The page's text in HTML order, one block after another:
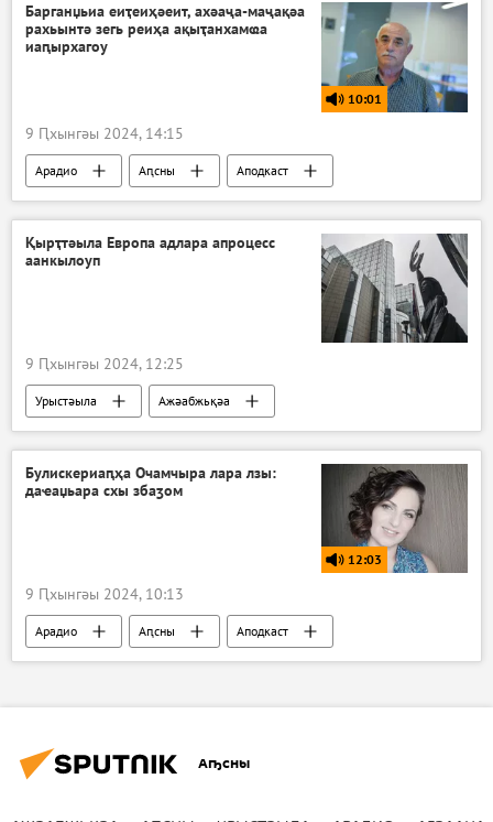
Барганџьиа еиҭеиҳәеит, ахәаҷа-маҷақәа
рахьынтә зегь реиҳа ақыҭанхамҩа
иаԥырхагоу
10:01
9 Ԥхынгәы 2024, 14:15
Арадио Аԥсны Аподкаст
Қырҭтәыла Европа адлара апроцесс
аанкылоуп
9 Ԥхынгәы 2024, 12:25
Урыстәыла Ажәабжьқәа
Булискериаԥҳа Очамчыра лара лзы:
даҽаџьара схы збаӡом
12:03
9 Ԥхынгәы 2024, 10:13
Арадио Аԥсны Аподкаст
Аҧсны